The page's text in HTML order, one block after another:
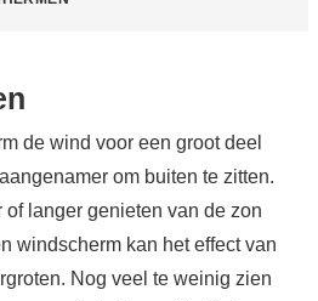
de wind voor een groot deel
om buiten te zitten.
of langer genieten van de zon
windscherm kan het effect van
Nog veel te weinig zien